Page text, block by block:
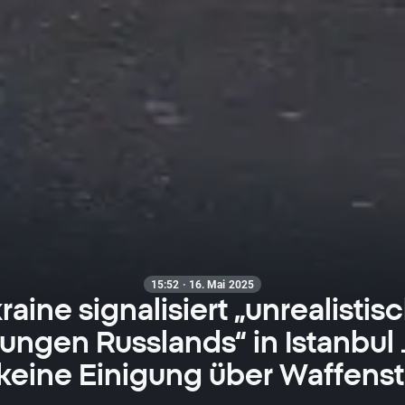
15:52 · 16. Mai 2025
signalisiert
Russlands“ in
Einigung über